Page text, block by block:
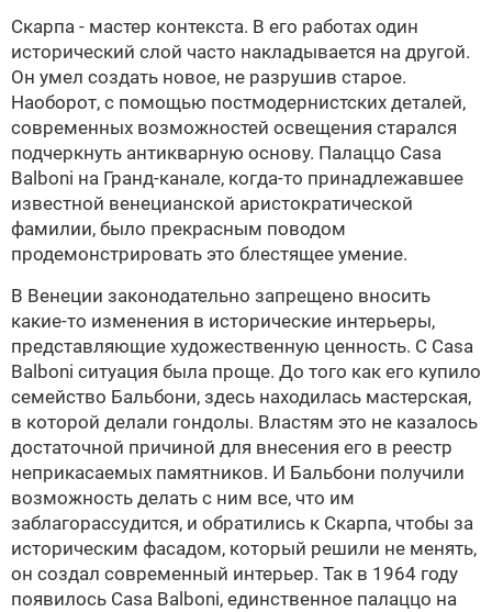
Скарпа - мастер контекста. В его работах один
исторический слой часто накладывается на другой.
Он умел создать новое, не разрушив старое.
Наоборот, с помощью постмодернистских деталей,
современных возможностей освещения старался
подчеркнуть антикварную основу. Палаццо Casa
Balboni на Гранд-канале, когда-то принадлежавшее
известной венецианской аристократической
фамилии, было прекрасным поводом
продемонстрировать это блестящее умение.
В Венеции законодательно запрещено вносить
какие-то изменения в исторические интерьеры,
представляющие художественную ценность. С Casa
Balboni ситуация была проще. До того как его купило
семейство Бальбони, здесь находилась мастерская,
в которой делали гондолы. Властям это не казалось
достаточной причиной для внесения его в реестр
неприкасаемых памятников. И Бальбони получили
возможность делать с ним все, что им
заблагорассудится, и обратились к Скарпа, чтобы за
историческим фасадом, который решили не менять,
он создал современный интерьер. Так в 1964 году
появилось Casa Balboni, единственное палаццо на